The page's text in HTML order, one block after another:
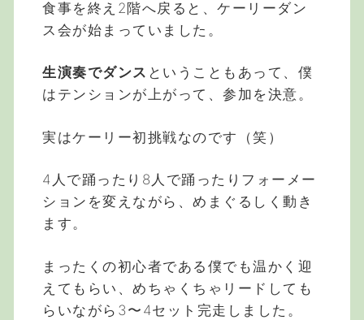
食事を終え2階へ戻ると、ケーリーダン
ス会が始まっていました。
生演奏でダンス ということもあって、僕
はテンションが上がって、参加を決意。
実はケーリー初挑戦なのです（笑）
4人で踊ったり8人で踊ったりフォーメー
ションを変えながら、めまぐるしく動き
ます。
まったくの初心者である僕でも温かく迎
えてもらい、めちゃくちゃリードしても
らいながら3〜4セット完走しました。